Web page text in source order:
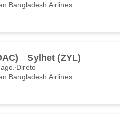
Bangladesh Airlines
Sylhet (ZYL)
Direto
Bangladesh Airlines